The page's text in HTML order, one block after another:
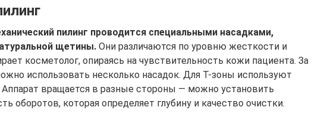
пилинг проводится специальными насадками,
щетины. Они различаются по уровню жесткости и
косметолог, опираясь на чувствительность кожи пациента. За
использовать несколько насадок. Для Т-зоны используют
вращается в разные стороны — можно установить
оборотов, которая определяет глубину и качество очистки.